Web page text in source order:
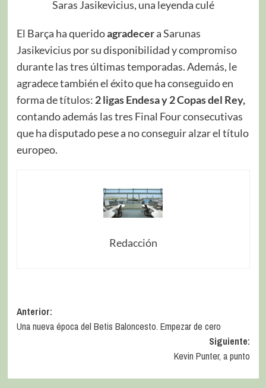
Saras Jasikevicius, una leyenda culé
El Barça ha queridoagradecera Sarunas
Jasikevicius por su disponibilidad y compromiso
durante las tres últimas temporadas. Además, le
agradece también el éxito que ha conseguido en
forma de títulos: 2 ligas Endesa y 2 Copas del Rey,
contando además las tres Final Four consecutivas
que ha disputado pese a no conseguir alzar el título
europeo.
Redacción
Anterior:
Una nueva época del Betis Baloncesto. Empezar de cero
Siguiente:
Kevin Punter, a punto